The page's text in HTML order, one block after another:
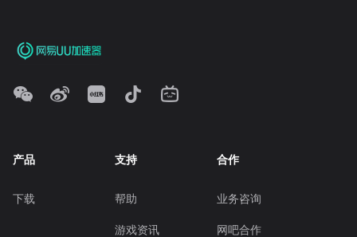
产品
下载
支持
帮助
游戏资讯
合作
业务咨询
网吧合作